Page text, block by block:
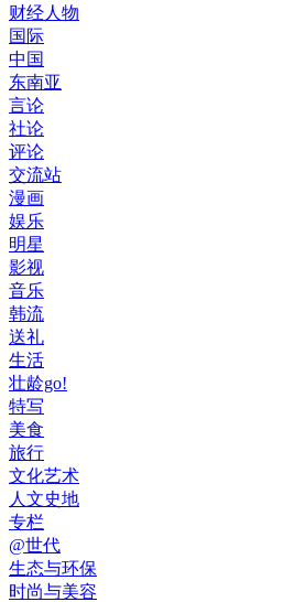
财经人物
国际
中国
东南亚
言论
社论
评论
交流站
漫画
娱乐
明星
影视
音乐
韩流
送礼
生活
壮龄go!
特写
美食
旅行
文化艺术
人文史地
专栏
@世代
生态与环保
时尚与美容